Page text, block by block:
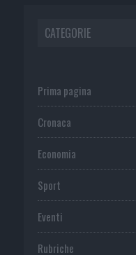
CATEGORIE
Prima pagina
Cronaca
Economia
Sport
Eventi
Rubriche